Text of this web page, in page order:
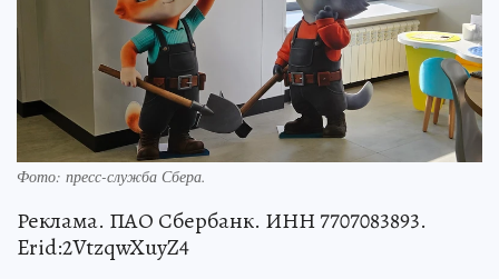
Фото: пресс-служба Сбера.
Реклама. ПАО Сбербанк. ИНН 7707083893.
Erid:2VtzqwXuyZ4